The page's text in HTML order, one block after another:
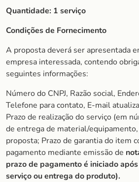
Quantidade: 1 serviço
Condições de Fornecimento
A proposta deverá ser apresentada
empresa interessada, contendo
seguintes informações:
Número do CNPJ, Razão social,
Telefone para contato, E-mail
Prazo de realização do serviço (em
de entrega de material/
proposta; Prazo de garantia do item
pagamento mediante emissão de
prazo de pagamento é iniciado
serviço ou entrega do produto).